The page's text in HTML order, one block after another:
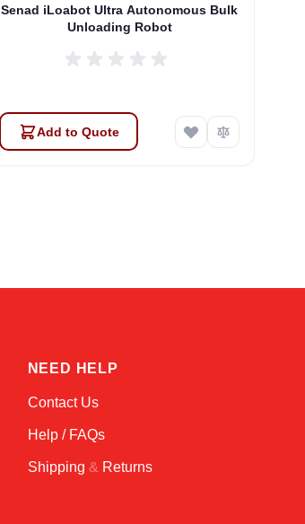
Senad iLoabot Ultra Autonomous Bulk
Unloading Robot
Add to Quote
NEED HELP
Contact Us
Help / FAQs
Shipping & Returns